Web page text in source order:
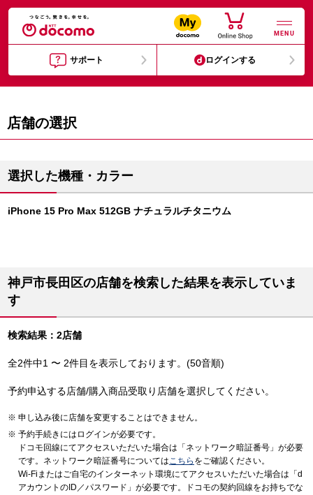
MENU
サポート ログインする
店舗の選択
選択した機種・カラー
iPhone 15 Pro Max 512GB ナチュラルチタニウム
神戸市長田区の店舗を検索した結果を表示していま
す
検索結果：2店舗
全2件中1 〜 2件目を表示しております。(50音順)
予約申込する店舗/購入商品受取り店舗を選択してください。
申し込み後に店舗を変更することはできません。
予約手続きにはログインが必要です。
ドコモ回線にてアクセスいただいた場合は「ネットワーク暗証番号」が必要
です。ネットワーク暗証番号についてはこちら をご確認ください。
Wi-Fiまたはご自宅のインターネット環境にてアクセスいただいた場合は「d
アカウントのID／パスワード」が必要です。ドコモの契約回線をお持ちでな